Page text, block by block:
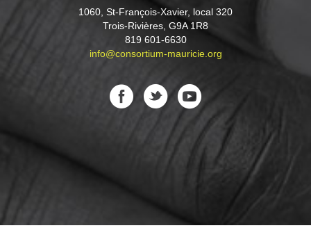
1060, St-François-Xavier, local 320
Trois-Rivières, G9A 1R8
819 601-6630
info@consortium-mauricie.org